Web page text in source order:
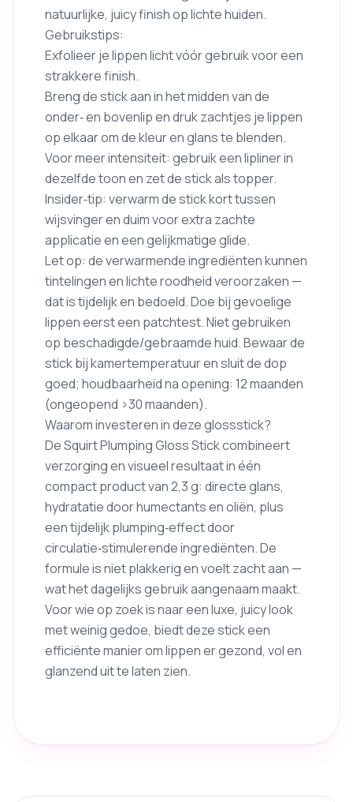
natuurlijke, juicy finish op lichte huiden.
Gebruikstips:
Exfolieer je lippen licht vóór gebruik voor een
strakkere finish.
Breng de stick aan in het midden van de
onder‑ en bovenlip en druk zachtjes je lippen
op elkaar om de kleur en glans te blenden.
Voor meer intensiteit: gebruik een lipliner in
dezelfde toon en zet de stick als topper.
Insider‑tip: verwarm de stick kort tussen
wijsvinger en duim voor extra zachte
applicatie en een gelijkmatige glide.
Let op: de verwarmende ingrediënten kunnen
tintelingen en lichte roodheid veroorzaken —
dat is tijdelijk en bedoeld. Doe bij gevoelige
lippen eerst een patchtest. Niet gebruiken
op beschadigde/gebraamde huid. Bewaar de
stick bij kamertemperatuur en sluit de dop
goed; houdbaarheid na opening: 12 maanden
(ongeopend >30 maanden).
Waarom investeren in deze glossstick?
De Squirt Plumping Gloss Stick combineert
verzorging en visueel resultaat in één
compact product van 2,3 g: directe glans,
hydratatie door humectants en oliën, plus
een tijdelijk plumping‑effect door
circulatie‑stimulerende ingrediënten. De
formule is niet plakkerig en voelt zacht aan —
wat het dagelijks gebruik aangenaam maakt.
Voor wie op zoek is naar een luxe, juicy look
met weinig gedoe, biedt deze stick een
efficiënte manier om lippen er gezond, vol en
glanzend uit te laten zien.